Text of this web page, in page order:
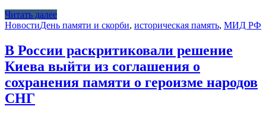
Читать далее
НовостиДень памяти и скорби, историческая память, МИД РФ
В России раскритиковали решение
Киева выйти из соглашения о
сохранения памяти о героизме народов
СНГ